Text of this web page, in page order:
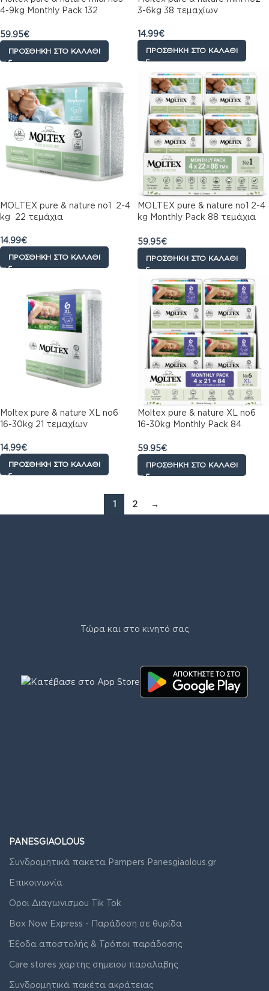
4-9kg Monthly Pack 132
59.95€
ΠΡΟΣΘΉΚΗ ΣΤΟ ΚΑΛΆΘΙ
3-6kg 38 τεμαχίων
14.99€
ΠΡΟΣΘΉΚΗ ΣΤΟ ΚΑΛΆΘΙ
MOLTEX pure & nature no1 2-4
kg 22 τεμάχια
14.99€
ΠΡΟΣΘΉΚΗ ΣΤΟ ΚΑΛΆΘΙ
MOLTEX pure & nature no1 2-4
kg Monthly Pack 88 τεμάχια
59.95€
ΠΡΟΣΘΉΚΗ ΣΤΟ ΚΑΛΆΘΙ
Moltex pure & nature XL no6
16-30kg 21 τεμαχίων
14.99€
ΠΡΟΣΘΉΚΗ ΣΤΟ ΚΑΛΆΘΙ
Moltex pure & nature XL no6
16-30kg Monthly Pack 84
59.95€
ΠΡΟΣΘΉΚΗ ΣΤΟ ΚΑΛΆΘΙ
1 2 →
Τώρα και στο κινητό σας
PANESGIAOLOUS
Συνδρομητικά πακετα Pampers Panesgiaolous.gr
Επικοινωνία
Οροι Διαγωνισμου Tik Tok
Box Now Express - Παράδοση σε θυρίδα
Έξοδα αποστολής & Τρόποι παράδοσης
Care stores χαρτης σημειου παραλαβης
Συνδρομητικά πακέτα ακράτειας